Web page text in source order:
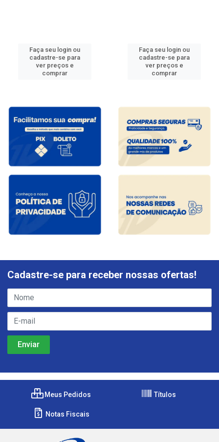
Faça seu login ou
cadastre-se para
ver preços e
comprar
Faça seu login ou
cadastre-se para
ver preços e
comprar
Cadastre-se para receber nossas ofertas!
Meus Pedidos Títulos
Notas Fiscais